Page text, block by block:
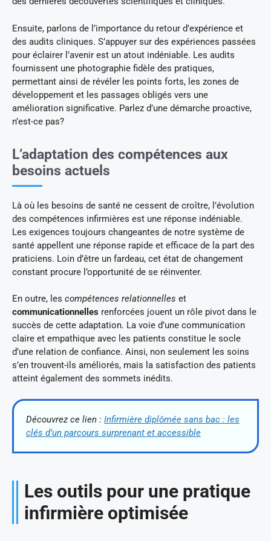
Ensuite, parlons de l’importance du retour d’expérience et
des audits cliniques. S’appuyer sur des expériences passées
pour éclairer l’avenir est un atout indéniable. Les audits
fournissent une photographie fidèle des pratiques,
permettant ainsi de révéler les points forts, les zones de
développement et les passages obligés vers une
amélioration significative. Parlez d’une démarche proactive,
n’est-ce pas?
L’adaptation des compétences aux
besoins actuels
Là où les besoins de santé ne cessent de croître, l’évolution
des compétences infirmières est une réponse indéniable.
Les exigences toujours changeantes de notre système de
santé appellent une réponse rapide et efficace de la part des
praticiens. Loin d’être un fardeau, cet état de changement
constant procure l’opportunité de se réinventer.
En outre, les compétences relationnelles et
communicationnelles renforcées jouent un rôle pivot dans le
succès de cette adaptation. La voie d’une communication
claire et empathique avec les patients constitue le socle
d’une relation de confiance. Ainsi, non seulement les soins
s’en trouvent-ils améliorés, mais la satisfaction des patients
atteint également des sommets inédits.
Découvrez ce lien : Infirmière diplômée sans bac : les
clés d’un parcours surprenant et accessible
Les outils pour une pratique
infirmière optimisée